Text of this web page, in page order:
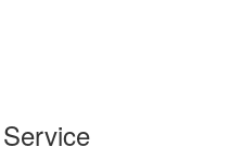
Service